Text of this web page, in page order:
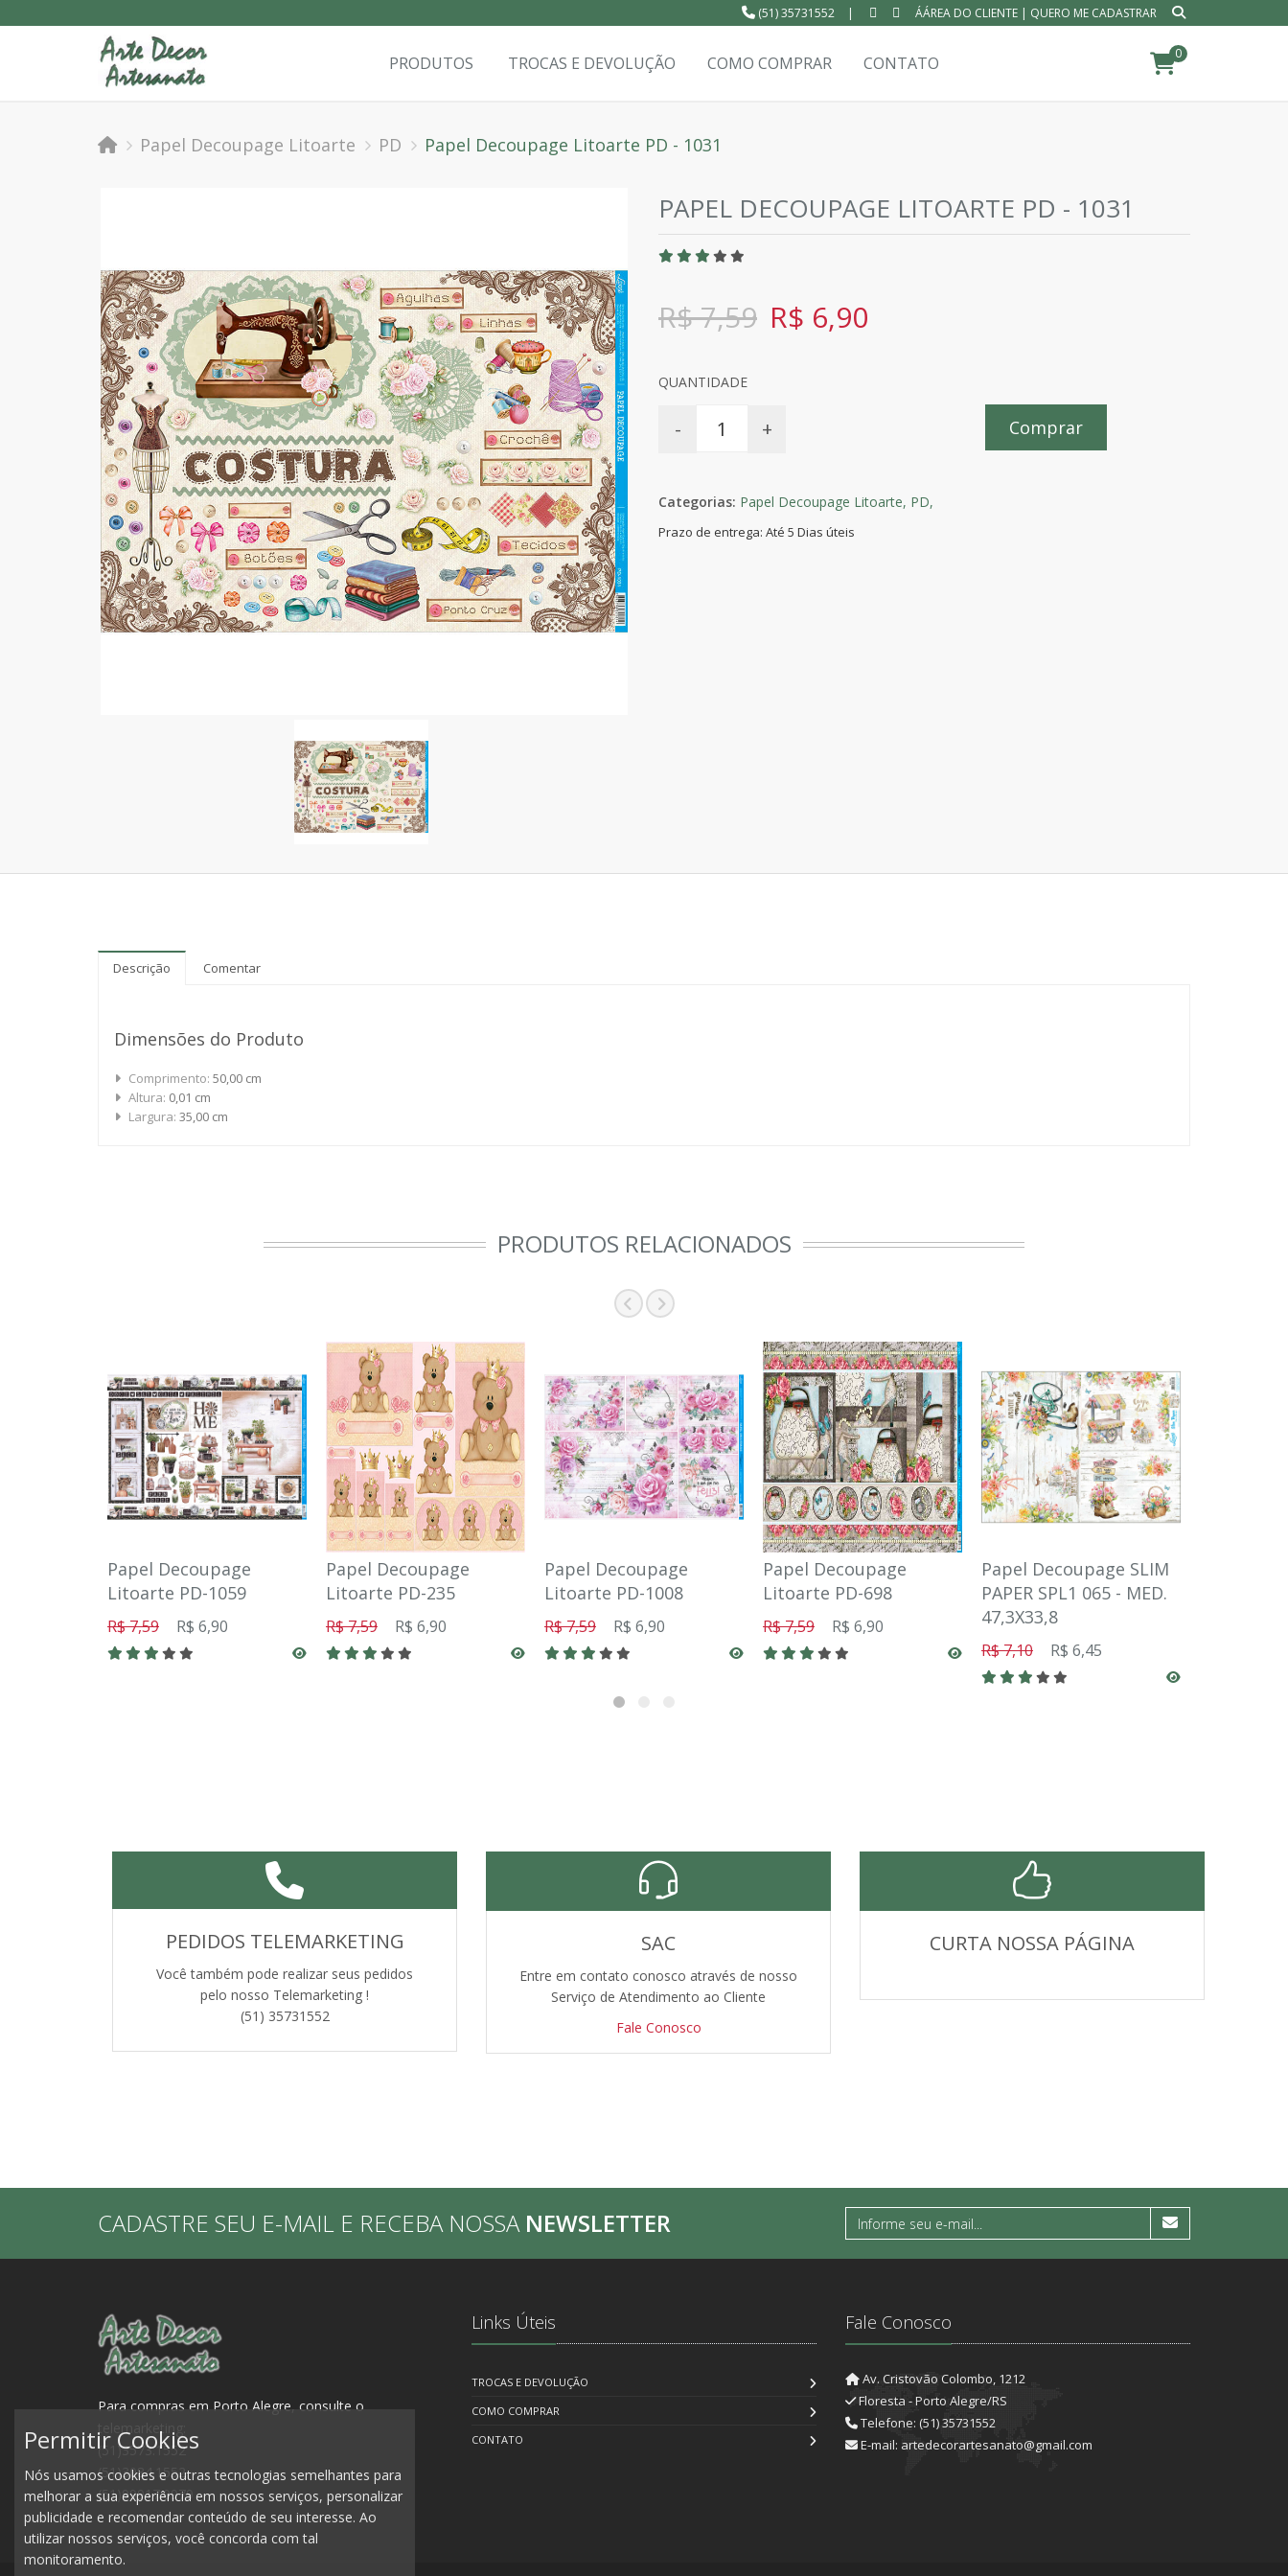
(51) 35731552 | ÁÁREA DO CLIENTE | QUERO ME CADASTRAR
0
PRODUTOS TROCAS E DEVOLUÇÃO COMO COMPRAR CONTATO
Papel Decoupage Litoarte PD Papel Decoupage Litoarte PD - 1031
PAPEL DECOUPAGE LITOARTE PD - 1031
R$ 7,59 R$ 6,90
QUANTIDADE
- + Comprar
Categorias: Papel Decoupage Litoarte, PD,
Prazo de entrega: Até 5 Dias úteis
Descrição Comentar
Dimensões do Produto
Comprimento: 50,00 cm
Altura: 0,01 cm
Largura: 35,00 cm
PRODUTOS RELACIONADOS
Papel Decoupage
Litoarte PD-1059
R$ 7,59 R$ 6,90
Papel Decoupage
Litoarte PD-235
R$ 7,59 R$ 6,90
Papel Decoupage
Litoarte PD-1008
R$ 7,59 R$ 6,90
Papel Decoupage
Litoarte PD-698
R$ 7,59 R$ 6,90
Papel Decoupage SLIM
PAPER SPL1 065 - MED.
47,3X33,8
R$ 7,10 R$ 6,45
PEDIDOS TELEMARKETING
Você também pode realizar seus pedidos
pelo nosso Telemarketing !
(51) 35731552
SAC
Entre em contato conosco através de nosso
Serviço de Atendimento ao Cliente
Fale Conosco
CURTA NOSSA PÁGINA
CADASTRE SEU E-MAIL E RECEBA NOSSA NEWSLETTER
Para compras em Porto Alegre, consulte o
telemarketing:
(51)3573.1552
(51)3084.1552
(51)99917.0979
Links Úteis
TROCAS E DEVOLUÇÃO
COMO COMPRAR
CONTATO
Fale Conosco
Av. Cristovão Colombo, 1212
Floresta - Porto Alegre/RS
Telefone: (51) 35731552
E-mail: artedecorartesanato@gmail.com
Permitir Cookies
Nós usamos cookies e outras tecnologias semelhantes para
melhorar a sua experiência em nossos serviços, personalizar
publicidade e recomendar conteúdo de seu interesse. Ao
utilizar nossos serviços, você concorda com tal
monitoramento.